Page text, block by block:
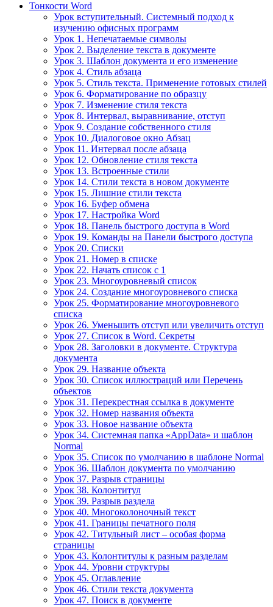
Тонкости Word
Урок вступительный. Системный подход к
изучению офисных программ
Урок 1. Непечатаемые символы
Урок 2. Выделение текста в документе
Урок 3. Шаблон документа и его изменение
Урок 4. Стиль абзаца
Урок 5. Стиль текста. Применение готовых стилей
Урок 6. Форматирование по образцу
Урок 7. Изменение стиля текста
Урок 8. Интервал, выравнивание, отступ
Урок 9. Создание собственного стиля
Урок 10. Диалоговое окно Абзац
Урок 11. Интервал после абзаца
Урок 12. Обновление стиля текста
Урок 13. Встроенные стили
Урок 14. Стили текста в новом документе
Урок 15. Лишние стили текста
Урок 16. Буфер обмена
Урок 17. Настройка Word
Урок 18. Панель быстрого доступа в Word
Урок 19. Команды на Панели быстрого доступа
Урок 20. Списки
Урок 21. Номер в списке
Урок 22. Начать список с 1
Урок 23. Многоуровневый список
Урок 24. Создание многоуровневого списка
Урок 25. Форматирование многоуровневого
списка
Урок 26. Уменьшить отступ или увеличить отступ
Урок 27. Список в Word. Секреты
Урок 28. Заголовки в документе. Структура
документа
Урок 29. Название объекта
Урок 30. Список иллюстраций или Перечень
объектов
Урок 31. Перекрестная ссылка в документе
Урок 32. Номер названия объекта
Урок 33. Новое название объекта
Урок 34. Системная папка «AppData» и шаблон
Normal
Урок 35. Список по умолчанию в шаблоне Normal
Урок 36. Шаблон документа по умолчанию
Урок 37. Разрыв страницы
Урок 38. Колонтитул
Урок 39. Разрыв раздела
Урок 40. Многоколоночный текст
Урок 41. Границы печатного поля
Урок 42. Титульный лист – особая форма
страницы
Урок 43. Колонтитулы к разным разделам
Урок 44. Уровни структуры
Урок 45. Оглавление
Урок 46. Стили текста документа
Урок 47. Поиск в документе